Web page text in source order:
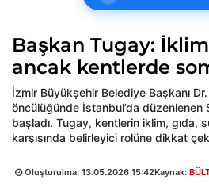
Başkan Tugay:
ancak kentlerde
İzmir Büyükşehir Belediye Başkanı Dr.
öncülüğünde İstanbul’da düzenlenen
başladı. Tugay, kentlerin iklim, gıda,
karşısında belirleyici rolüne dikkat
Oluşturulma: 13.05.2026 15:42Kaynak: